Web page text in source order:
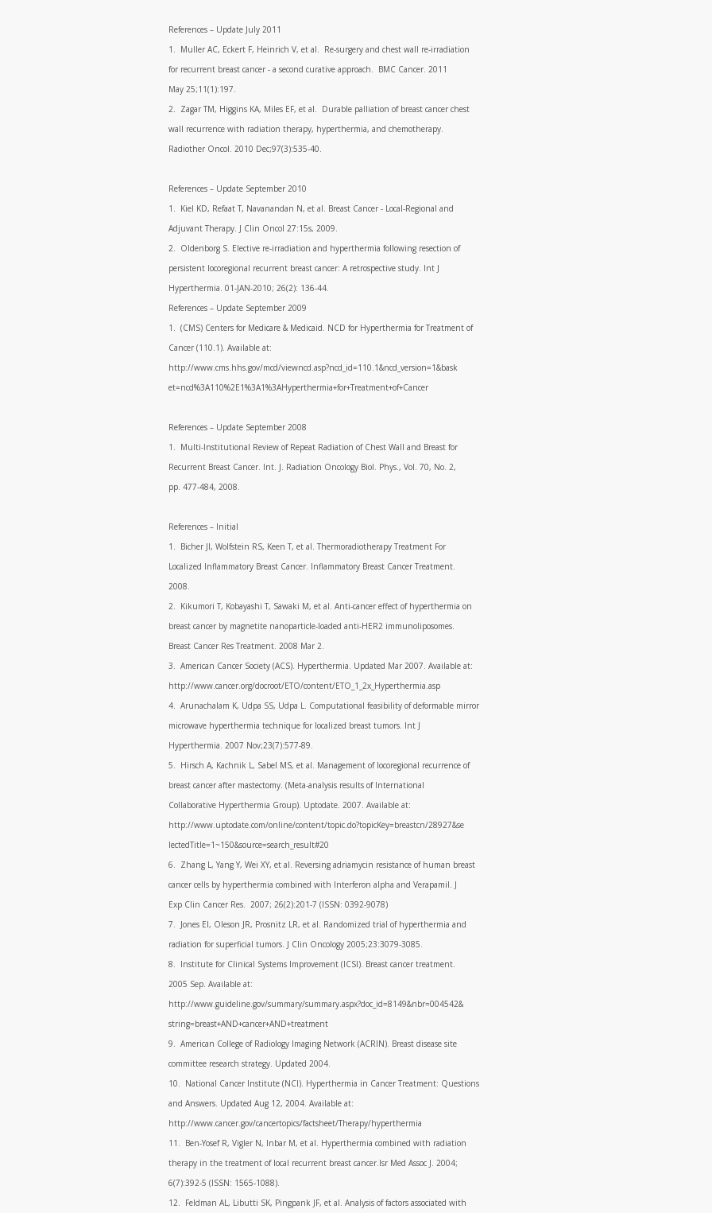
References – Update July 2011
1. Muller AC, Eckert F, Heinrich V, et al. Re-surgery and chest wall re-irradiation
for recurrent breast cancer - a second curative approach. BMC Cancer. 2011
May 25;11(1):197.
2. Zagar TM, Higgins KA, Miles EF, et al. Durable palliation of breast cancer chest
wall recurrence with radiation therapy, hyperthermia, and chemotherapy.
Radiother Oncol. 2010 Dec;97(3):535-40.
References – Update September 2010
1. Kiel KD, Refaat T, Navanandan N, et al. Breast Cancer - Local-Regional and
Adjuvant Therapy. J Clin Oncol 27:15s, 2009.
2. Oldenborg S. Elective re-irradiation and hyperthermia following resection of
persistent locoregional recurrent breast cancer: A retrospective study. Int J
Hyperthermia. 01-JAN-2010; 26(2): 136-44.
References – Update September 2009
1. (CMS) Centers for Medicare & Medicaid. NCD for Hyperthermia for Treatment of
Cancer (110.1). Available at:
http://www.cms.hhs.gov/mcd/viewncd.asp?ncd_id=110.1&ncd_version=1&bask
et=ncd%3A110%2E1%3A1%3AHyperthermia+for+Treatment+of+Cancer
References – Update September 2008
1. Multi-Institutional Review of Repeat Radiation of Chest Wall and Breast for
Recurrent Breast Cancer. Int. J. Radiation Oncology Biol. Phys., Vol. 70, No. 2,
pp. 477-484, 2008.
References – Initial
1. Bicher JI, Wolfstein RS, Keen T, et al. Thermoradiotherapy Treatment For
Localized Inflammatory Breast Cancer. Inflammatory Breast Cancer Treatment.
2008.
2. Kikumori T, Kobayashi T, Sawaki M, et al. Anti-cancer effect of hyperthermia on
breast cancer by magnetite nanoparticle-loaded anti-HER2 immunoliposomes.
Breast Cancer Res Treatment. 2008 Mar 2.
3. American Cancer Society (ACS). Hyperthermia. Updated Mar 2007. Available at:
http://www.cancer.org/docroot/ETO/content/ETO_1_2x_Hyperthermia.asp
4. Arunachalam K, Udpa SS, Udpa L. Computational feasibility of deformable mirror
microwave hyperthermia technique for localized breast tumors. Int J
Hyperthermia. 2007 Nov;23(7):577-89.
5. Hirsch A, Kachnik L, Sabel MS, et al. Management of locoregional recurrence of
breast cancer after mastectomy. (Meta-analysis results of International
Collaborative Hyperthermia Group). Uptodate. 2007. Available at:
http://www.uptodate.com/online/content/topic.do?topicKey=breastcn/28927&se
lectedTitle=1~150&source=search_result#20
6. Zhang L, Yang Y, Wei XY, et al. Reversing adriamycin resistance of human breast
cancer cells by hyperthermia combined with Interferon alpha and Verapamil. J
Exp Clin Cancer Res. 2007; 26(2):201-7 (ISSN: 0392-9078)
7. Jones El, Oleson JR, Prosnitz LR, et al. Randomized trial of hyperthermia and
radiation for superficial tumors. J Clin Oncology 2005;23:3079-3085.
8. Institute for Clinical Systems Improvement (ICSI). Breast cancer treatment.
2005 Sep. Available at:
http://www.guideline.gov/summary/summary.aspx?doc_id=8149&nbr=004542&
string=breast+AND+cancer+AND+treatment
9. American College of Radiology Imaging Network (ACRIN). Breast disease site
committee research strategy. Updated 2004.
10. National Cancer Institute (NCI). Hyperthermia in Cancer Treatment: Questions
and Answers. Updated Aug 12, 2004. Available at:
http://www.cancer.gov/cancertopics/factsheet/Therapy/hyperthermia
11. Ben-Yosef R, Vigler N, Inbar M, et al. Hyperthermia combined with radiation
therapy in the treatment of local recurrent breast cancer.Isr Med Assoc J. 2004;
6(7):392-5 (ISSN: 1565-1088).
12. Feldman AL, Libutti SK, Pingpank JF, et al. Analysis of factors associated with